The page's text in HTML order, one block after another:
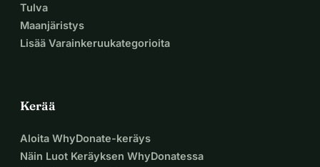
Tulva
Maanjäristys
Lisää Varainkeruukategorioita
Kerää
Aloita WhyDonate-keräys
Näin Luot Keräyksen WhyDonatessa